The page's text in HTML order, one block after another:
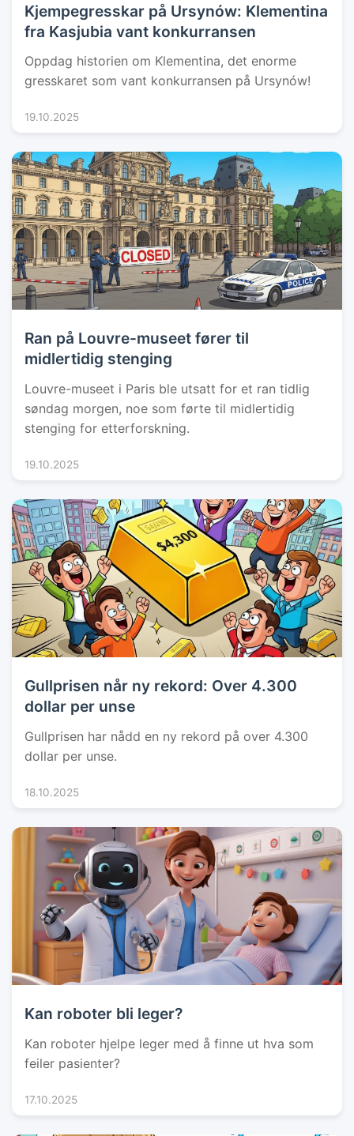
Kjempegresskar på Ursynów: Klementina
fra Kasjubia vant konkurransen
Oppdag historien om Klementina, det enorme
gresskaret som vant konkurransen på Ursynów!
19.10.2025
Ran på Louvre-museet fører til
midlertidig stenging
Louvre-museet i Paris ble utsatt for et ran tidlig
søndag morgen, noe som førte til midlertidig
stenging for etterforskning.
19.10.2025
Gullprisen når ny rekord: Over 4.300
dollar per unse
Gullprisen har nådd en ny rekord på over 4.300
dollar per unse.
18.10.2025
Kan roboter bli leger?
Kan roboter hjelpe leger med å finne ut hva som
feiler pasienter?
17.10.2025